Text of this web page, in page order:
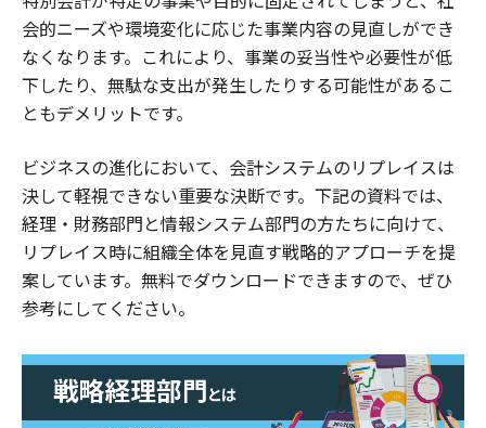
会的ニーズや環境変化に応じた事業内容の見直しができ
なくなります。これにより、事業の妥当性や必要性が低
下したり、無駄な支出が発生したりする可能性があるこ
ともデメリットです。
ビジネスの進化において、会計システムのリプレイスは
決して軽視できない重要な決断です。下記の資料では、
経理・財務部門と情報システム部門の方たちに向けて、
リプレイス時に組織全体を見直す戦略的アプローチを提
案しています。無料でダウンロードできますので、ぜひ
参考にしてください。